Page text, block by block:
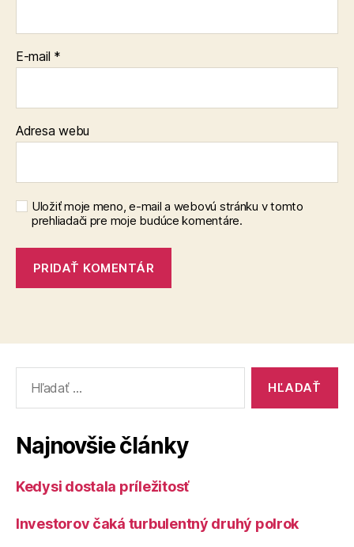
E-mail *
Adresa webu
Uložiť moje meno, e-mail a webovú stránku v tomto
prehliadači pre moje budúce komentáre.
Najnovšie články
Kedysi dostala príležitosť
Investorov čaká turbulentný druhý polrok